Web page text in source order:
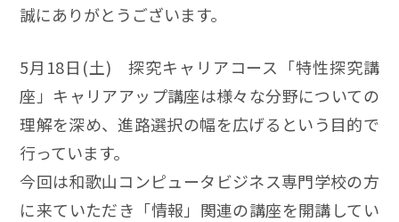
誠にありがとうございます。
5月18日(土) 探究キャリアコース「特性探究講
座」キャリアアップ講座は様々な分野についての
理解を深め、進路選択の幅を広げるという目的で
行っています。
今回は和歌山コンピュータビジネス専門学校の方
に来ていただき「情報」関連の講座を開講してい